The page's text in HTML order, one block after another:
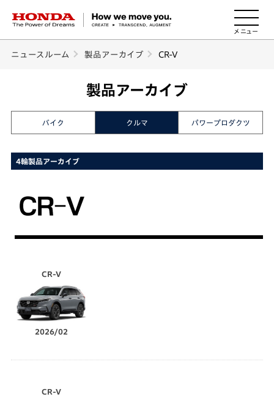
HONDA The Power of Dreams
ニュースルーム 製品アーカイブ CR-V
製品アーカイブ
バイク クルマ パワープロダクツ
4輪製品アーカイブ
CR-V
2026/02
CR-V